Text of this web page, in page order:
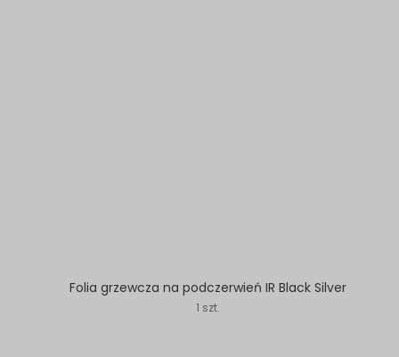
Folia grzewcza na podczerwień IR Black Silver
1 szt.